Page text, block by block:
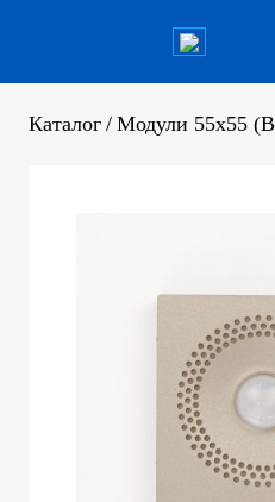
Каталог / Модули 55x55